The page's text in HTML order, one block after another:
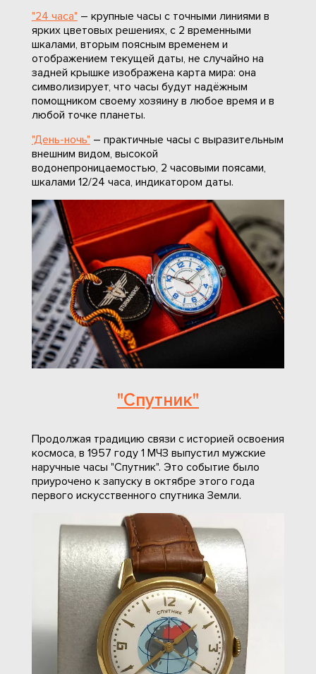
"24 часа" – крупные часы с точными линиями в
ярких цветовых решениях, с 2 временными
шкалами, вторым поясным временем и
отображением текущей даты, не случайно на
задней крышке изображена карта мира: она
символизирует, что часы будут надёжным
помощником своему хозяину в любое время и в
любой точке планеты.
"День-ночь" – практичные часы с выразительным
внешним видом, высокой
водонепроницаемостью, 2 часовыми поясами,
шкалами 12/24 часа, индикатором даты.
"Спутник"
Продолжая традицию связи с историей освоения
космоса, в 1957 году 1 МЧЗ выпустил мужские
наручные часы "Спутник". Это событие было
приурочено к запуску в октябре этого года
первого искусственного спутника Земли.